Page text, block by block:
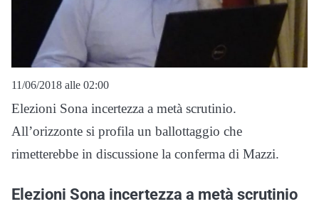
11/06/2018 alle 02:00
Elezioni Sona incertezza a metà scrutinio.
All’orizzonte si profila un ballottaggio che
rimetterebbe in discussione la conferma di Mazzi.
Elezioni Sona incertezza a metà scrutinio